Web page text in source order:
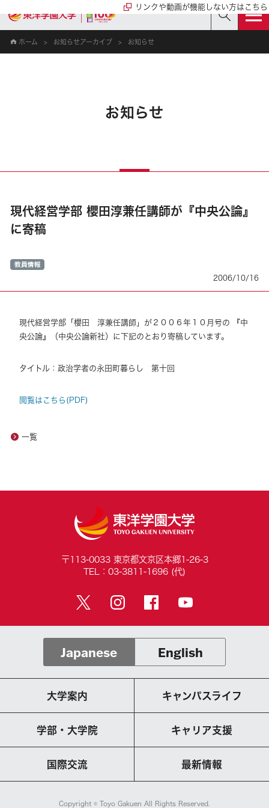
ホーム お知らせアーカイブ お知らせ
お知らせ
現代経営学部 櫻田淳兼任講師が『中央公論』
に寄稿
2006/10/16
リンクや動画が機能しない方はこちら
現代経営学部「櫻田 淳兼任講師」が２００６年１０月号の 『中
央公論』（中央公論新社）に下記のとおり寄稿しています。
タイトル：政治学者の永田町暮らし 第十回
閲覧はこちら(PDF)
一覧
〒113-0033 東京都文京区本郷1-26-3
TEL：03-3811-1696 (代)
Japanese English
大学案内 キャンパスライフ
学部・大学院 キャリア支援
国際交流 最新情報
Copyright © Toyo Gakuen All Rights Reserved.